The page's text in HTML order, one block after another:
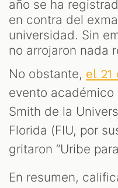
año se ha
en contra del
universidad. Sin
no arrojaron nada
No obstante, el
evento académico
Smith de la
Florida (FIU, por
gritaron “Uribe
En resumen,